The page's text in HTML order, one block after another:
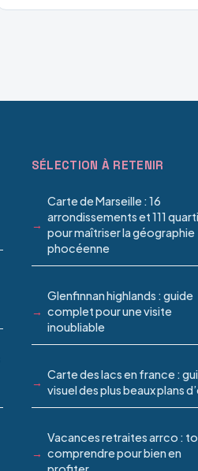
SÉLECTION À RETENIR
Carte de Marseille : 16
arrondissements et 111
pour maîtriser la géographie
phocéenne
Glenfinnan highlands : guide
complet pour une visite
inoubliable
Carte des lacs en france :
visuel des plus beaux plans
Vacances retraites arrco :
comprendre pour bien en